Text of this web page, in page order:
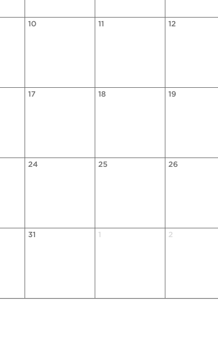
10 11 12
17 18 19
24 25 26
31 1 2